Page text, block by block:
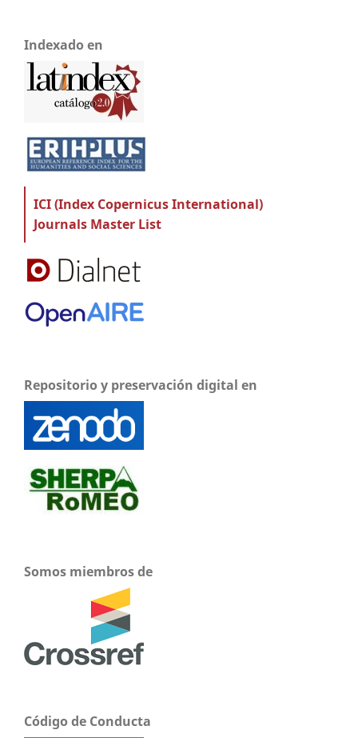
Indexado en
ICI (Index Copernicus International)
Journals Master List
Repositorio y preservación digital en
Somos miembros de
Código de Conducta